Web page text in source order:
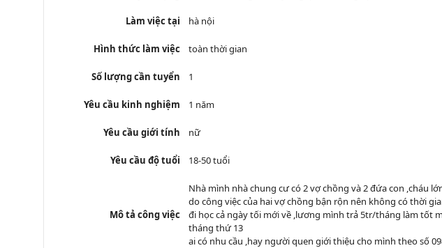
Làm việc tại hà nội
Hình thức làm việc toàn thời gian
Số lượng cần tuyển 1
Yêu cầu kinh nghiệm 1 năm
Yêu cầu giới tính nữ
Yêu cầu độ tuổi 18-50 tuổi
Mô tả công việc
Nhà mình nhà chung cư có 2 vợ chồng và 2 đứa con ,cháu
do công việc của hai vợ chồng bận rộn nên không có thời
đi học cả ngày tối mới về ,lương mình trả 5tr/tháng làm
tháng thứ 13
ai có nhu cầu ,hay người quen giới thiệu cho mình theo số